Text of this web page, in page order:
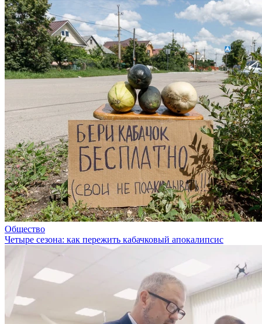
Общество
Четыре сезона: как пережить кабачковый апокалипсис